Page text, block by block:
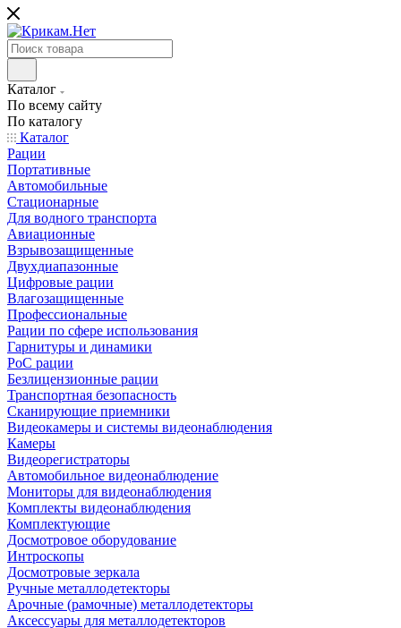
Каталог
По всему сайту
По каталогу
Каталог
Рации
Портативные
Автомобильные
Стационарные
Для водного транспорта
Авиационные
Взрывозащищенные
Двухдиапазонные
Цифровые рации
Влагозащищенные
Профессиональные
Рации по сфере использования
Гарнитуры и динамики
PoC рации
Безлицензионные рации
Транспортная безопасность
Сканирующие приемники
Видеокамеры и системы видеонаблюдения
Камеры
Видеорегистраторы
Автомобильное видеонаблюдение
Мониторы для видеонаблюдения
Комплекты видеонаблюдения
Комплектующие
Досмотровое оборудование
Интроскопы
Досмотровые зеркала
Ручные металлодетекторы
Арочные (рамочные) металлодетекторы
Аксессуары для металлодетекторов